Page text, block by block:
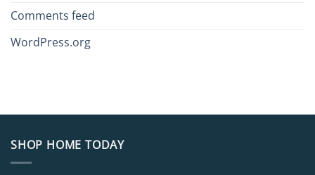
Comments feed
WordPress.org
SHOP HOME TODAY